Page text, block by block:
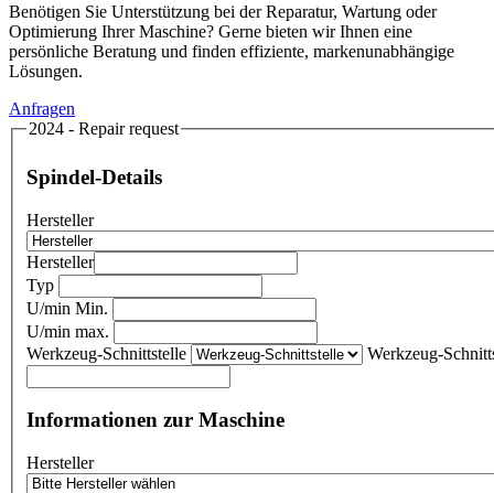
Benötigen Sie Unterstützung bei der Reparatur, Wartung oder
Optimierung Ihrer Maschine? Gerne bieten wir Ihnen eine
persönliche Beratung und finden effiziente, markenunabhängige
Lösungen.
Anfragen
2024 - Repair request
Spindel-Details
Hersteller
Hersteller
Typ
U/min Min.
U/min max.
Werkzeug-Schnittstelle
Werkzeug-
Informationen zur Maschine
Hersteller